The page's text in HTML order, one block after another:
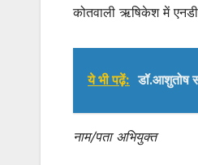
कोतवाली ऋषिकेश में
ये भी पढ़ें: डॉ.आशुतोष
नाम/पता अभियुक्त